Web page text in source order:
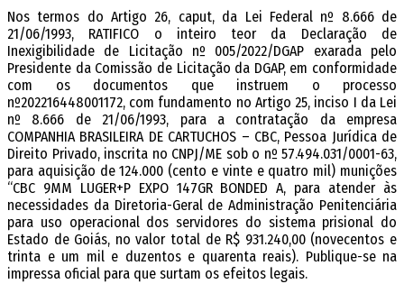
Nos termos do Artigo 26, caput, da Lei Federal nº 8.666 de
21/06/1993, RATIFICO o inteiro teor da Declaração de
Inexigibilidade de Licitação nº 005/2022/DGAP exarada pelo
Presidente da Comissão de Licitação da DGAP, em conformidade
com os documentos que instruem o processo
nº202216448001172, com fundamento no Artigo 25, inciso I da Lei
nº 8.666 de 21/06/1993, para a contratação da empresa
COMPANHIA BRASILEIRA DE CARTUCHOS – CBC, Pessoa Jurídica de
Direito Privado, inscrita no CNPJ/ME sob o nº 57.494.031/0001-63,
para aquisição de 124.000 (cento e vinte e quatro mil) munições
“CBC 9MM LUGER+P EXPO 147GR BONDED A, para atender às
necessidades da Diretoria-Geral de Administração Penitenciária
para uso operacional dos servidores do sistema prisional do
Estado de Goiás, no valor total de R$ 931.240,00 (novecentos e
trinta e um mil e duzentos e quarenta reais). Publique-se na
impressa oficial para que surtam os efeitos legais.